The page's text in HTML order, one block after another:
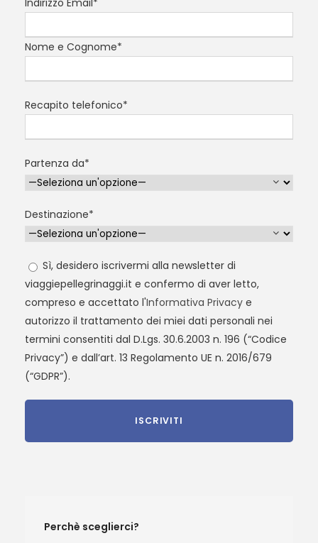
Nome e Cognome*
Recapito telefonico*
Partenza da*
Destinazione*
Sì, desidero iscrivermi alla newsletter di
viaggiepellegrinaggi.it e confermo di aver letto,
compreso e accettato l'Informativa Privacy e
autorizzo il trattamento dei miei dati personali nei
termini consentiti dal D.Lgs. 30.6.2003 n. 196 (“Codice
Privacy”) e dall’art. 13 Regolamento UE n. 2016/679
(“GDPR”).
Perchè sceglierci?